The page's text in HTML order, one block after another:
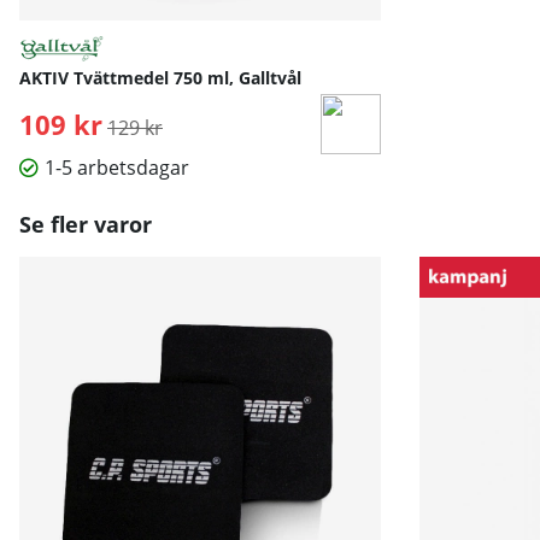
AKTIV Tvättmedel 750 ml, Galltvål
109 kr Ordinarie pris:
129 kr
1-5 arbetsdagar
Se fler varor